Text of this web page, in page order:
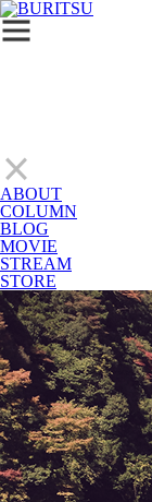
ABOUT
COLUMN
BLOG
MOVIE
STREAM
STORE